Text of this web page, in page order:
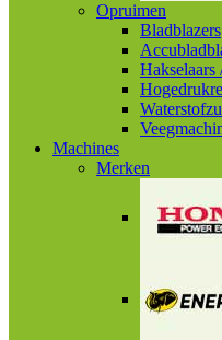
Opruimen
Bladblazers
Hakselaars
Machines
Merken